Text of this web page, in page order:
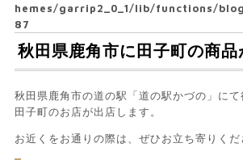
hemes/garrip2_0_1/lib/functions/
87
秋田県鹿角市に田子町の商品
秋田県鹿角市の道の駅「道の駅かづの」に
田子町のお店が出店します。
お近くをお通りの際は、ぜひお立ち寄りくだ